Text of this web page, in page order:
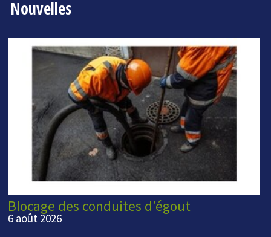
Nouvelles
Blocage des conduites d'égout
6 août 2026